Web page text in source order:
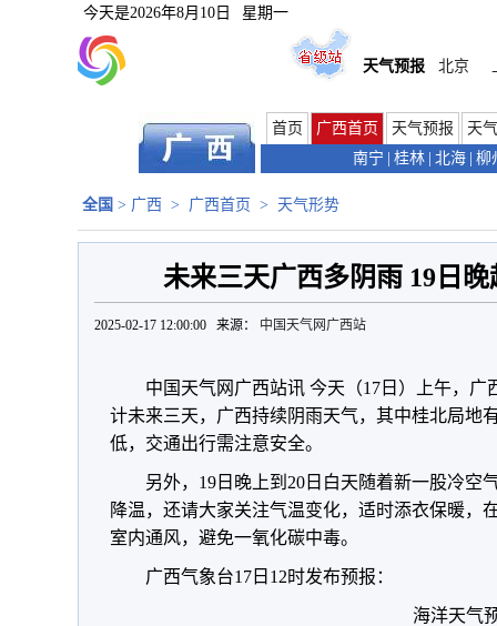
今天是2026年8月10日 星期一
天气预报 北京
首页 广西首页 天气预报
天
南宁
桂林 北海 柳
全国 > 广西 > 广西首页 > 天气形势
未来三天广西多阴雨 19日
2025-02-17 12:00:00 来源： 中国天气网广西站
中国天气网广西站讯 今天（17日）上午，
计未来三天，广西持续阴雨天气，其中桂北局地
低，交通出行需注意安全。
另外，19日晚上到20日白天随着新一股冷空
降温，还请大家关注气温变化，适时添衣保暖，
室内通风，避免一氧化碳中毒。
广西气象台17日12时发布预报：
海洋天气